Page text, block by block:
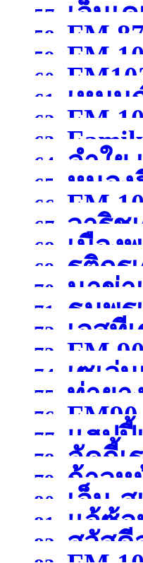
57. เอ็นเ
58. FM
59. FM
60.
61.
เหมม
นครศรีธ
62. FM
พระนคร
63.
64. ลำใย
65. หนอง
66. FM
67. วาริช
68.
เมือง
FM
69.
รติกร
กาญจน
70.
นาข่า
71. ธนพร
72. เอสที
73. FM
74.
เซเว่
สุพรรณ
75. ท่ายา
76.
77. แฮปปี้
78. ลัคกี้เ
79.
ก้าวห
เชียงใหม่
80.
เอ็ม-
กาญจน
81. แจ้ซ้อ
82. สวัสดี